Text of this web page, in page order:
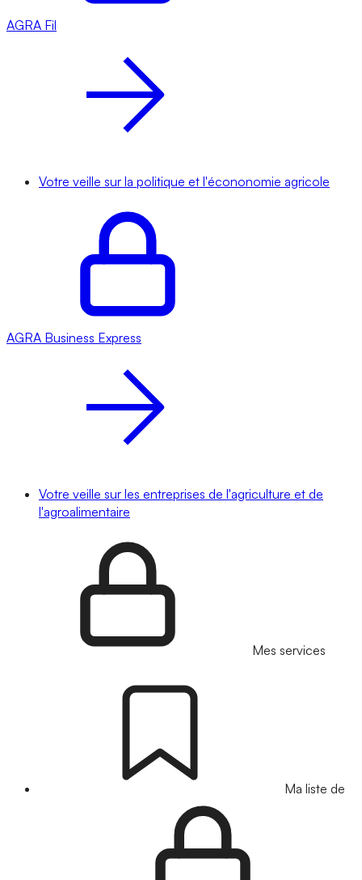
AGRA Fil
Votre veille sur la politique et l'écononomie agricole
AGRA Business Express
Votre veille sur les entreprises de l'agriculture et de
l'agroalimentaire
Mes services
Ma liste de